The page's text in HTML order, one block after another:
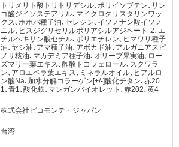
トリメリト酸トリトリデシル､ポリイソブテン､リン
ゴ酸ジイソステアリル､マイクロクリスタリンワッ
クス､ホホバ種子油､セレシン､イソノナン酸イソノ
ニル､ビスジグリセリルポリアシルアジペート-2､エ
チルヘキサン酸セチル､ポリエチレン､ヒマワリ種子
油､ヤシ油､アマ種子油､アボカド油､アルガニアスピ
ノサ核油､マカデミア種子油､オリーブ果実油､ロー
ズマリー葉エキス､酢酸トコフェロール､スクワラ
ン､アロエベラ葉エキス､ミネラルオイル､ヒアルロ
ン酸Na､加水分解コラーゲン[+/-]酸化チタン､赤20
1､青1､酸化鉄､マンガンバイオレット､赤202､黄4
株式会社ピコモンテ・ジャパン
台湾